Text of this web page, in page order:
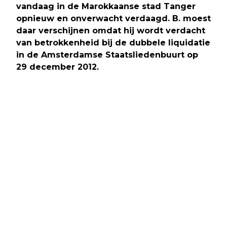
vandaag in de Marokkaanse stad Tanger
opnieuw en onverwacht verdaagd. B. moest
daar verschijnen omdat hij wordt verdacht
van betrokkenheid bij de dubbele liquidatie
in de Amsterdamse Staatsliedenbuurt op
29 december 2012.